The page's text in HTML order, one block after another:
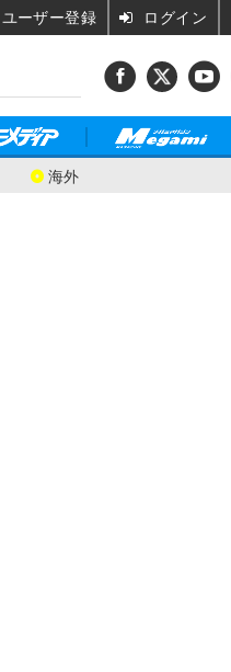
海外
ユーザー登録 ログイン